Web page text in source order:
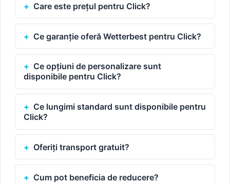
Care este prețul pentru Click?
Ce garanție oferă Wetterbest pentru Click?
Ce opțiuni de personalizare sunt
disponibile pentru Click?
Ce lungimi standard sunt disponibile pentru
Click?
Oferiți transport gratuit?
Cum pot beneficia de reducere?